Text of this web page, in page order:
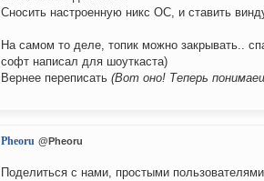
Сносить настроенную никс ОС, и ставить
На самом то деле, топик можно закрывать..
софт написал для шоуткаста)
Вернее переписать (Вот оно! Теперь
Pheoru @Pheoru
Поделиться с нами, простыми